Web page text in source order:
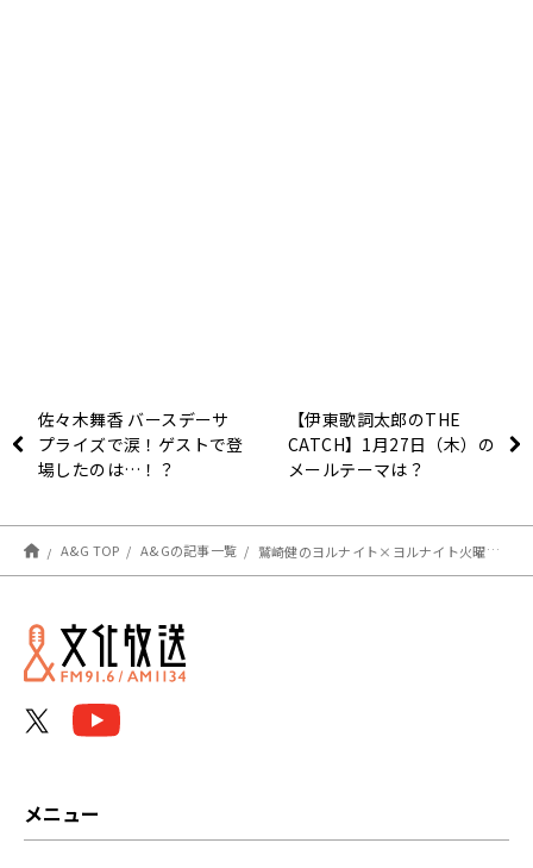
佐々木舞香 バースデーサ
プライズで涙！ゲストで登
場したのは…！？
【伊東歌詞太郎のTHE
CATCH】1月27日（木）の
メールテーマは？
A&G TOP A&Gの記事一覧 鷲崎健のヨルナイト×ヨルナイト火曜日！ #１２０２レポート
メニュー